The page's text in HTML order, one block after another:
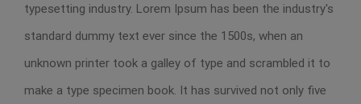
Oferta de prueba 2
typesetting industry. Lorem Ipsum has been the industry's
standard dummy text ever since the 1500s, when an
unknown printer took a galley of type and scrambled it to
make a type specimen book. It has survived not only five